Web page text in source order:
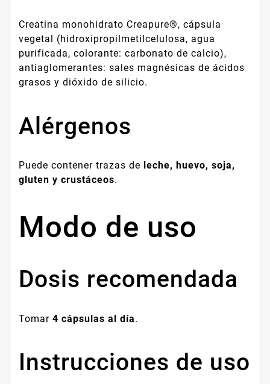
Creatina monohidrato Creapure®, cápsula
vegetal (hidroxipropilmetilcelulosa, agua
purificada, colorante: carbonato de calcio),
antiaglomerantes: sales magnésicas de ácidos
grasos y dióxido de silicio.
Alérgenos
Puede contener trazas de leche, huevo, soja,
gluten y crustáceos.
Modo de uso
Dosis recomendada
Tomar 4 cápsulas al día.
Instrucciones de uso